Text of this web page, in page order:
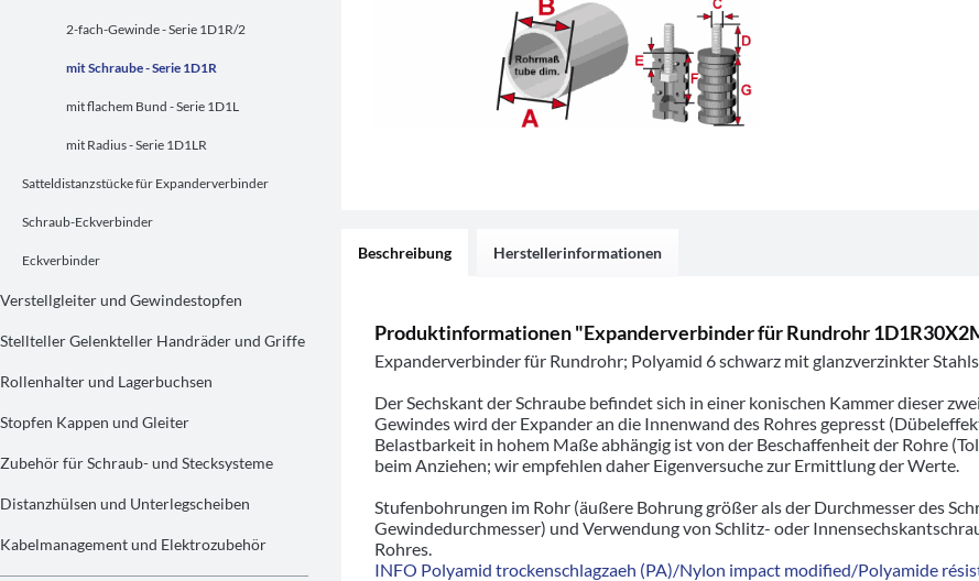
2-fach-Gewinde - Serie 1D1R/2
mit Schraube - Serie 1D1R
mit flachem Bund - Serie 1D1L
mit Radius - Serie 1D1LR
Satteldistanzstücke für Expanderverbinder
Schraub-Eckverbinder
Eckverbinder
Verstellgleiter und Gewindestopfen
Stellteller Gelenkteller Handräder und Griffe
Rollenhalter und Lagerbuchsen
Stopfen Kappen und Gleiter
Zubehör für Schraub- und Stecksysteme
Distanzhülsen und Unterlegscheiben
Kabelmanagement und Elektrozubehör
Beschreibung Herstellerinformationen
Produktinformationen "Expanderverbinder für Rundrohr
Expanderverbinder für Rundrohr; Polyamid 6 schwarz mit glanzverzinkter
Der Sechskant der Schraube befindet sich in einer konischen Kammer dieser
Gewindes wird der Expander an die Innenwand des Rohres gepresst
Belastbarkeit in hohem Maße abhängig ist von der Beschaffenheit der Rohre
beim Anziehen; wir empfehlen daher Eigenversuche zur Ermittlung der Werte.
Stufenbohrungen im Rohr (äußere Bohrung größer als der Durchmesser des
Gewindedurchmesser) und Verwendung von Schlitz- oder
Rohres.
INFO Polyamid trockenschlagzaeh (PA)/Nylon impact modified/Polyamide